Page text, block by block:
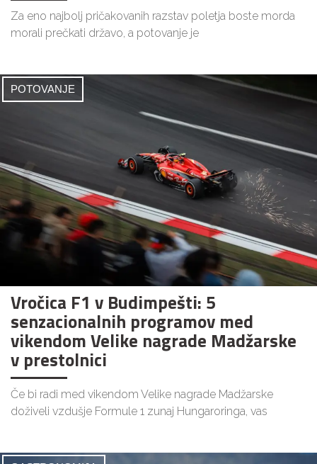
Za eno najbolj pričakovanih razstav poletja boste morda
morali prečkati državo, a potovanje je
POTOVANJE
Vročica F1 v Budimpešti: 5
senzacionalnih programov med
vikendom Velike nagrade Madžarske
v prestolnici
Če bi radi med vikendom Velike nagrade Madžarske
doživeli vzdušje Formule 1 zunaj Hungaroringa, vas